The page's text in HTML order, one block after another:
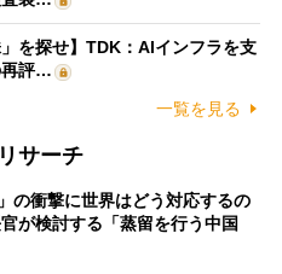
を探せ】TDK：AIインフラを支
再評…
一覧を見る
サーチ
の衝撃に世界はどう対応するの
が検討する「蒸留を行う中国